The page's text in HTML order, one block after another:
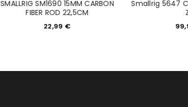
SMALLRIG SM1690 15MM CARBON
FIBER ROD 22,5CM
22,99 €
Smallrig 5647